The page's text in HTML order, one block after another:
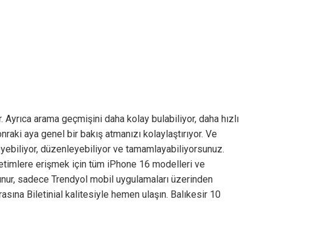
arama geçmişini daha kolay bulabiliyor, daha hızlı
aya genel bir bakış atmanızı kolaylaştırıyor. Ve
düzenleyebiliyor ve tamamlayabiliyorsunuz.
erişmek için tüm iPhone 16 modelleri ve
sadece Trendyol mobil uygulamaları üzerinden
Biletinial kalitesiyle hemen ulaşın. Balıkesir 10